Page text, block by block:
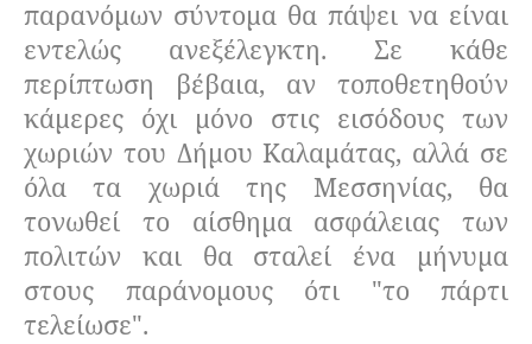
παρανόμων σύντομα θα πάψει να είναι
εντελώς ανεξέλεγκτη. Σε κάθε
περίπτωση βέβαια, αν τοποθετηθούν
κάμερες όχι μόνο στις εισόδους των
χωριών του Δήμου Καλαμάτας, αλλά σε
όλα τα χωριά της Μεσσηνίας, θα
τονωθεί το αίσθημα ασφάλειας των
πολιτών και θα σταλεί ένα μήνυμα
στους παράνομους ότι "το πάρτι
τελείωσε".